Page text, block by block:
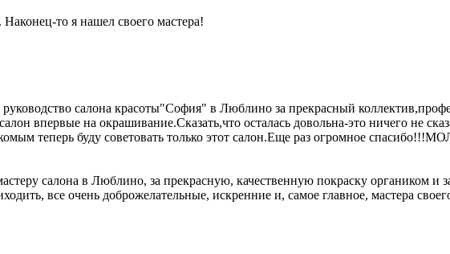
то я нашел своего мастера!
салона красоты"София" в Люблино за прекрасный
впервые на окрашивание.Сказать,что осталась довольна-это ничего не
теперь буду советовать только этот салон.Еще раз огромное
салона в Люблино, за прекрасную, качественную покраску органиком
все очень доброжелательные, искренние и, самое главное, мастера